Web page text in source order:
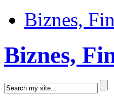
Biznes,
Biznes,